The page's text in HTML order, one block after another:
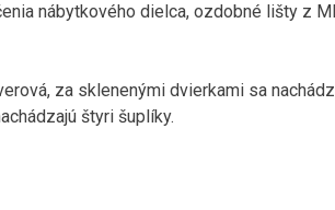
nábytkového dielca, ozdobné lišty z
za sklenenými dvierkami sa
štyri šuplíky.